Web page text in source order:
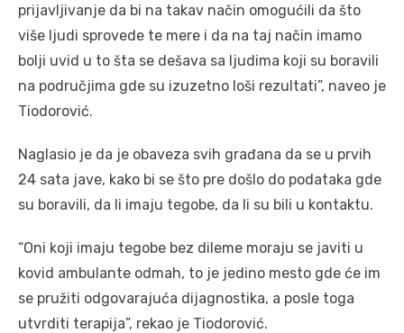
prijavljivanje da bi na takav način omogućili da što
više ljudi sprovede te mere i da na taj način imamo
bolji uvid u to šta se dešava sa ljudima koji su boravili
na područjima gde su izuzetno loši rezultati”, naveo je
Tiodorović.
Naglasio je da je obaveza svih građana da se u prvih
24 sata jave, kako bi se što pre došlo do podataka gde
su boravili, da li imaju tegobe, da li su bili u kontaktu.
“Oni koji imaju tegobe bez dileme moraju se javiti u
kovid ambulante odmah, to je jedino mesto gde će im
se pružiti odgovarajuća dijagnostika, a posle toga
utvrditi terapija”, rekao je Tiodorović.